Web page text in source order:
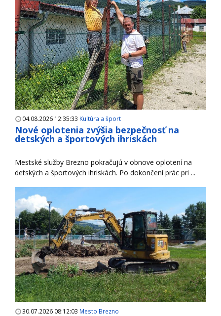
04.08.2026 12:35:33 Kultúra a šport
Nové oplotenia zvýšia bezpečnosť na
detských a športových ihriskách
Mestské služby Brezno pokračujú v obnove oplotení na
detských a športových ihriskách. Po dokončení prác pri ...
30.07.2026 08:12:03 Mesto Brezno